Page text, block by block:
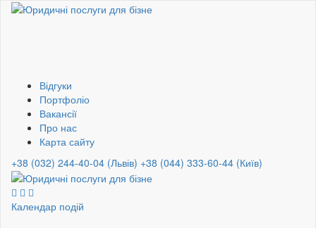
Відгуки
Портфоліо
Вакансії
Про нас
Карта сайту
+38 (032) 244-40-04 (Львів) +38 (044) 333-60-44 (Київ)
Календар подій